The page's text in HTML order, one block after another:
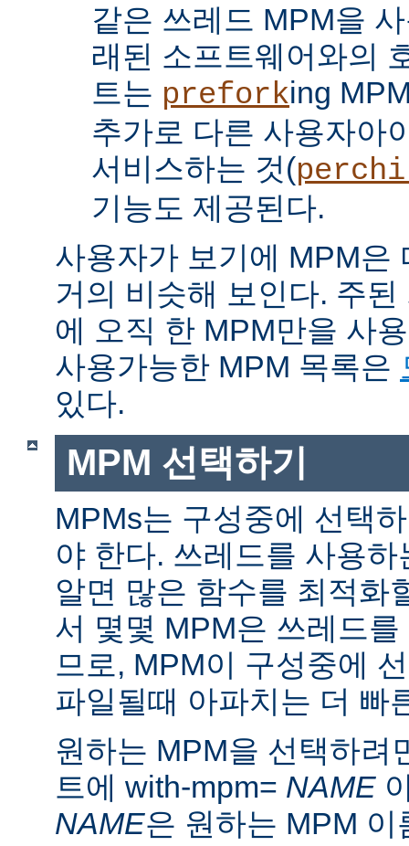
같은 쓰레드 MPM을
래된 소프트웨어와의
트는 preforking
추가로 다른 사용자아
서비스하는 것(
기능도 제공된다.
사용자가 보기에 MPM은
거의 비슷해 보인다. 주
에 오직 한 MPM만을 사
사용가능한 MPM 목록은
있다.
MPM 선택하기
MPMs는 구성중에 선택
야 한다. 쓰레드를 사용
알면 많은 함수를 최적화
서 몇몇 MPM은 쓰레드
므로, MPM이 구성중에
파일될때 아파치는 더 빠
원하는 MPM을 선택하려
트에 with-mpm= NAME
NAME은 원하는 MPM 이